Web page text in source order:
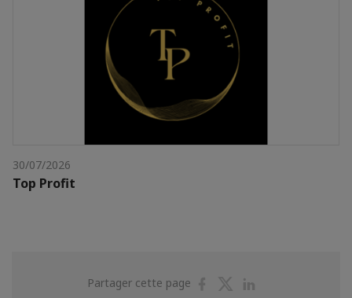
30/07/2026
Top Profit
Partager cette page
PartagerPartager